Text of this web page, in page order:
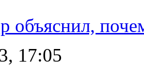
объяснил,
17:05